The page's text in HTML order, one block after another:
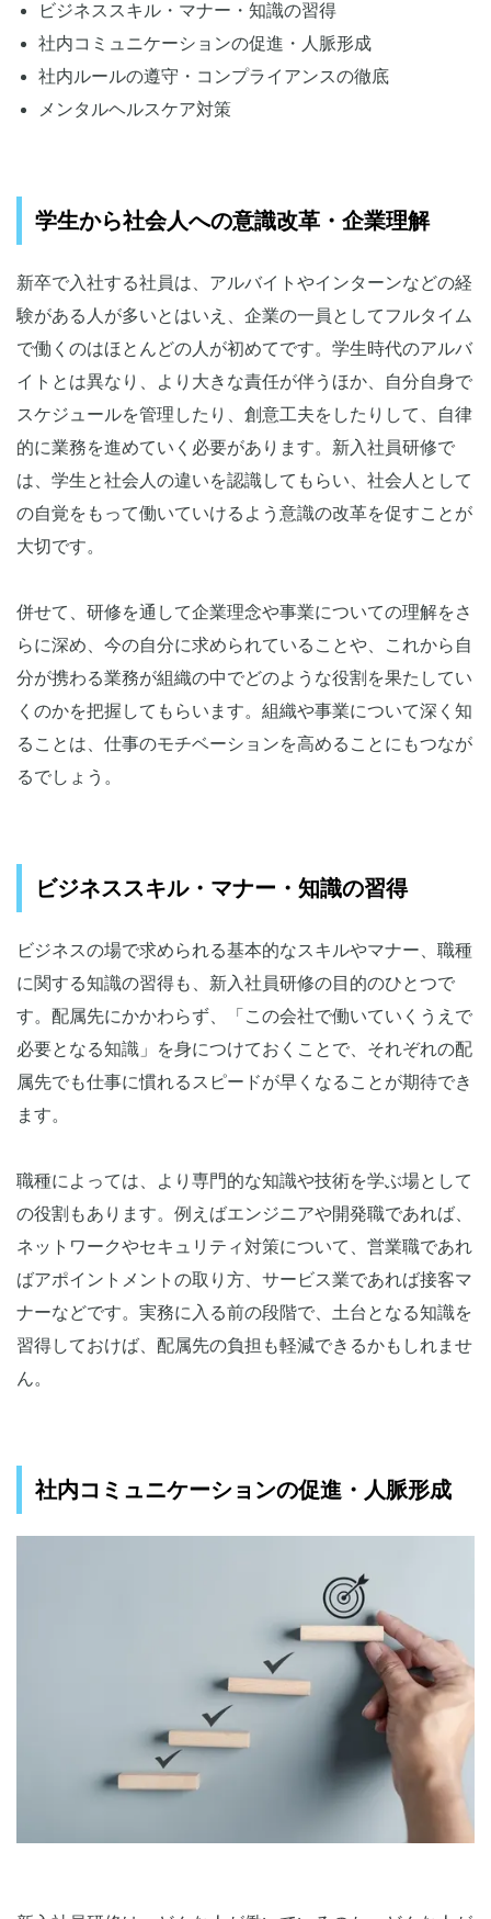
ビジネススキル・マナー・知識の習得
社内コミュニケーションの促進・人脈形成
社内ルールの遵守・コンプライアンスの徹底
メンタルヘルスケア対策
学生から社会人への意識改革・企業理解
新卒で入社する社員は、アルバイトやインターンなどの経
験がある人が多いとはいえ、企業の一員としてフルタイム
で働くのはほとんどの人が初めてです。学生時代のアルバ
イトとは異なり、より大きな責任が伴うほか、自分自身で
スケジュールを管理したり、創意工夫をしたりして、自律
的に業務を進めていく必要があります。新入社員研修で
は、学生と社会人の違いを認識してもらい、社会人として
の自覚をもって働いていけるよう意識の改革を促すことが
大切です。
併せて、研修を通して企業理念や事業についての理解をさ
らに深め、今の自分に求められていることや、これから自
分が携わる業務が組織の中でどのような役割を果たしてい
くのかを把握してもらいます。組織や事業について深く知
ることは、仕事のモチベーションを高めることにもつなが
るでしょう。
ビジネススキル・マナー・知識の習得
ビジネスの場で求められる基本的なスキルやマナー、職種
に関する知識の習得も、新入社員研修の目的のひとつで
す。配属先にかかわらず、「この会社で働いていくうえで
必要となる知識」を身につけておくことで、それぞれの配
属先でも仕事に慣れるスピードが早くなることが期待でき
ます。
職種によっては、より専門的な知識や技術を学ぶ場として
の役割もあります。例えばエンジニアや開発職であれば、
ネットワークやセキュリティ対策について、営業職であれ
ばアポイントメントの取り方、サービス業であれば接客マ
ナーなどです。実務に入る前の段階で、土台となる知識を
習得しておけば、配属先の負担も軽減できるかもしれませ
ん。
社内コミュニケーションの促進・人脈形成